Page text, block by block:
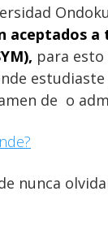
aceptados a
para
de o
nunca